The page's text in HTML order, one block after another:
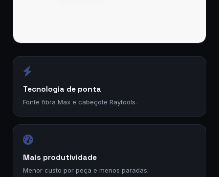
Tecnologia de ponta
Fonte fibra Max e cabeçote Raytools.
Mais produtividade
Menor custo por peça e menos paradas.